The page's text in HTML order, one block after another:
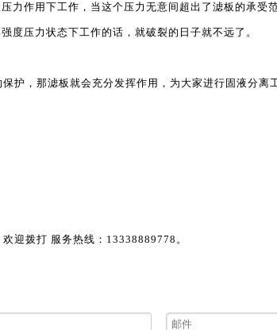
作用下工作，当这个压力无意间超出了滤板的承受
度压力状态下工作的话，就破裂的日子就不远了。
护，那滤板就会充分发挥作用，为大家进行固液分
迎拨打 服务热线：13338889778。